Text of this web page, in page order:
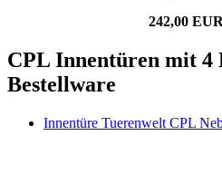
242,00 EUR
CPL Innentüren mit 4
Bestellware
Innentüre Tuerenwelt CPL